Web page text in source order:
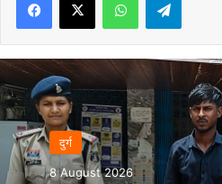
दुर्ग
8 August 2026